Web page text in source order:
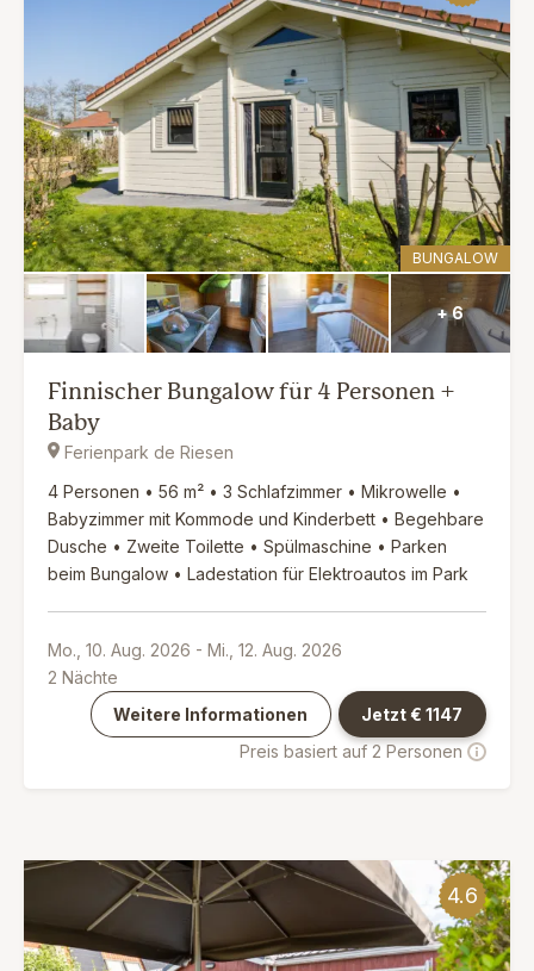
BUNGALOW
+ 6
Finnischer Bungalow für 4 Personen +
Baby
Ferienpark de Riesen
4 Personen • 56 m² • 3 Schlafzimmer • Mikrowelle •
Babyzimmer mit Kommode und Kinderbett • Begehbare
Dusche • Zweite Toilette • Spülmaschine • Parken
beim Bungalow • Ladestation für Elektroautos im Park
Mo., 10. Aug. 2026 - Mi., 12. Aug. 2026
2 Nächte
Weitere Informationen
Jetzt €1147
Preis basiert auf 2 Personen
4.6